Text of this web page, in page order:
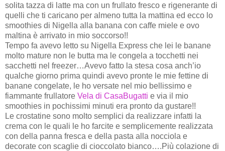
solita tazza di latte ma con un frullato fresco e rigenerante di
quelli che ti caricano per almeno tutta la mattina ed ecco lo
smoothies di Nigella alla banana con caffe miele e ovo
maltina è arrivato in mio soccorso!!
Tempo fa avevo letto su Nigella Express che lei le banane
molto mature non le butta ma le congela a tocchetti nei
sacchetti nel freezer…Avevo fatto la stesa cosa anch’io
qualche giorno prima quindi avevo pronte le mie fettine di
banane congelate, le ho versate nel mio bellissimo e
fiammante frullatore Vela di CasaBugatti e via il mio
smoothies in pochissimi minuti era pronto da gustare!!
Le crostatine sono molto semplici da realizzare infatti la
crema con le quali le ho farcite e semplicemente realizzata
con della panna fresca e della pasta alla nocciola e
decorate con scaglie di cioccolato bianco….Più colazione di